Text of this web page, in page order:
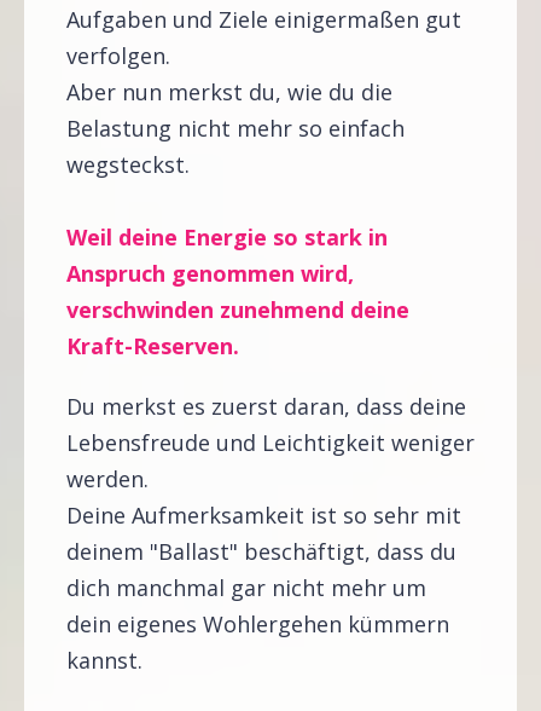
Aufgaben und Ziele einigermaßen gut
verfolgen.
Aber nun merkst du, wie du die
Belastung nicht mehr so einfach
wegsteckst.
Weil deine Energie so stark in
Anspruch genommen wird,
verschwinden zunehmend deine
Kraft-Reserven.
Du merkst es zuerst daran, dass deine
Lebensfreude und Leichtigkeit weniger
werden.
Deine Aufmerksamkeit ist so sehr mit
deinem "Ballast" beschäftigt, dass du
dich manchmal gar nicht mehr um
dein eigenes Wohlergehen kümmern
kannst.